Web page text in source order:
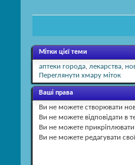
Мітки цієї теми
аптеки города, лекарства,
Переглянути хмару міток
Ваші права
Ви не можете створювати
Ви не можете відповідати в
Ви не можете
Ви не можете редагувати